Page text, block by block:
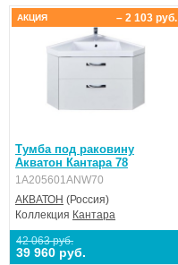
Тумба под раковину
Акватон Кантара 78
1A205601ANW70
АКВАТОН (Россия)
Коллекция Кантара
42 063 руб.
39 960 руб.
– 2 103 руб.
АКЦИЯ